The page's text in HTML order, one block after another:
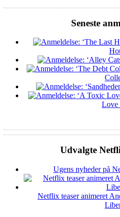
Seneste
Love
Udvalgte
Ugens nyheder på
Netflix teaser animeret